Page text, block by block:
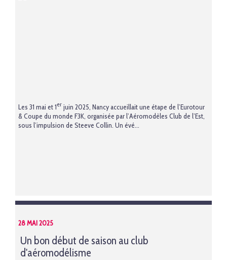
Les 31 mai et 1er juin 2025, Nancy accueillait une étape de l’Eurotour
& Coupe du monde F3K, organisée par l’Aéromodèles Club de l’Est,
sous l’impulsion de Steeve Collin. Un évé...
28 MAI 2025
Un bon début de saison au club
d'aéromodélisme